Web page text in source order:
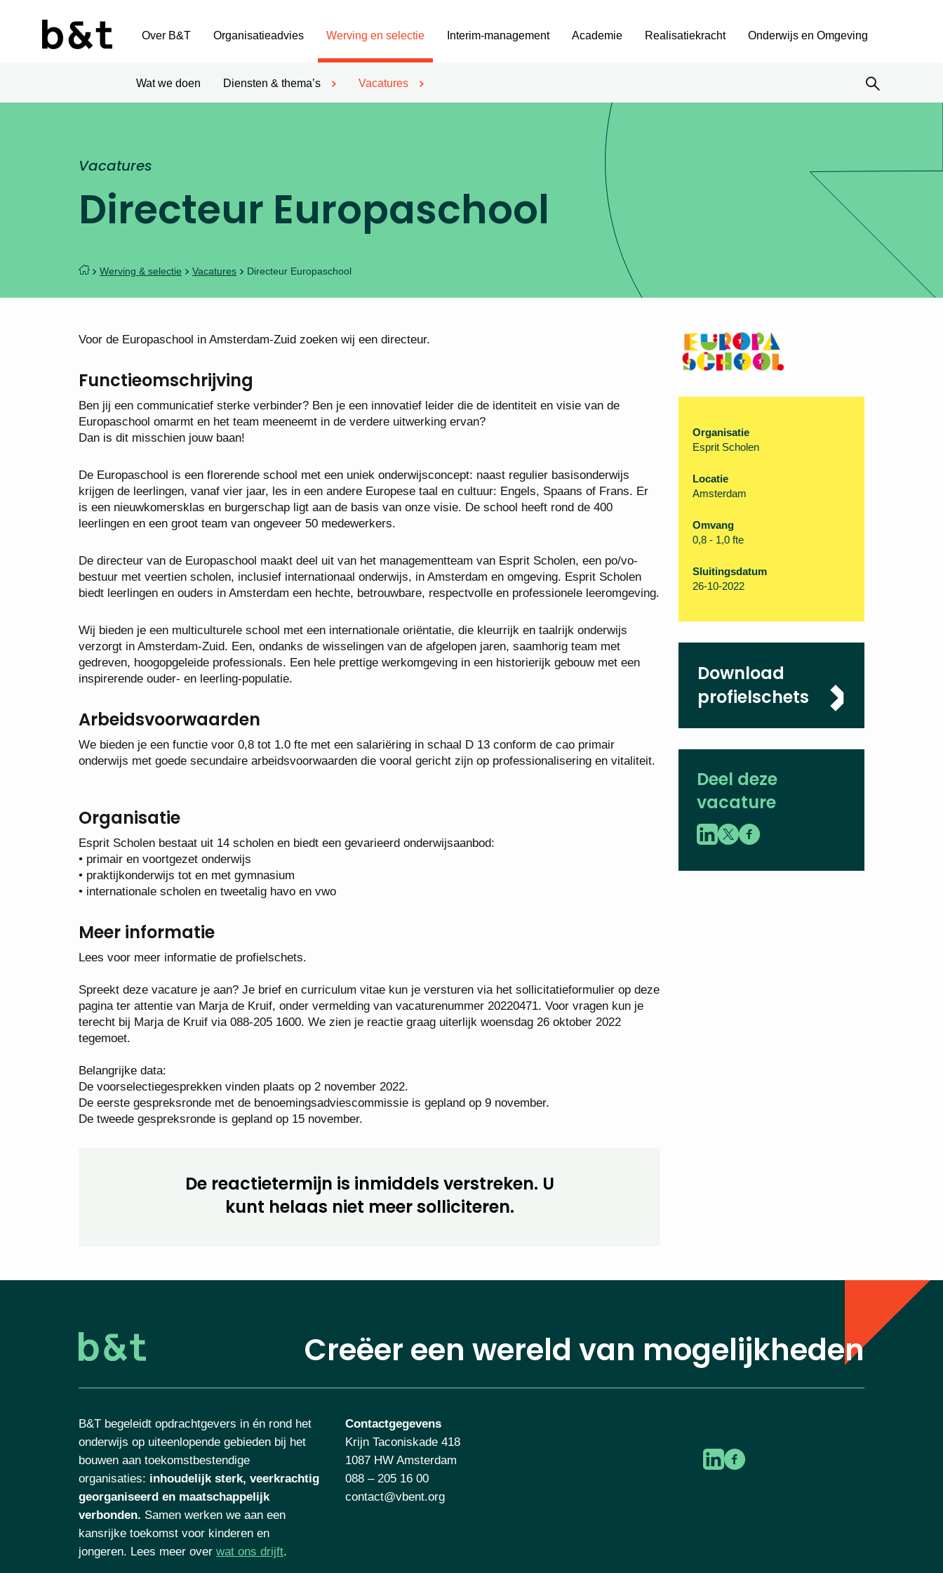
Over B&T Organisatieadvies Werving en selectie
Wat we doen Diensten & thema’s Vacatures
Interim-management Academie Realisatiekracht Onderwijs en Omgeving
Directeur Europaschool
Vacatures
Werving & selectie Vacatures Directeur Europaschool
Voor de Europaschool in Amsterdam-Zuid zoeken wij een directeur.
Functieomschrijving
Ben jij een communicatief sterke verbinder? Ben je een innovatief leider die de identiteit en visie van de
Europaschool omarmt en het team meeneemt in de verdere uitwerking ervan?
Dan is dit misschien jouw baan!
De Europaschool is een florerende school met een uniek onderwijsconcept: naast regulier basisonderwijs
krijgen de leerlingen, vanaf vier jaar, les in een andere Europese taal en cultuur: Engels, Spaans of Frans. Er
is een nieuwkomersklas en burgerschap ligt aan de basis van onze visie. De school heeft rond de 400
leerlingen en een groot team van ongeveer 50 medewerkers.
De directeur van de Europaschool maakt deel uit van het managementteam van Esprit Scholen, een po/vo-
bestuur met veertien scholen, inclusief internationaal onderwijs, in Amsterdam en omgeving. Esprit Scholen
biedt leerlingen en ouders in Amsterdam een hechte, betrouwbare, respectvolle en professionele leeromgeving.
​​​​​​​Wij bieden je een multiculturele school met een internationale oriëntatie, die kleurrijk en taalrijk onderwijs
verzorgt in Amsterdam-Zuid. Een, ondanks de wisselingen van de afgelopen jaren, saamhorig team met
gedreven, hoogopgeleide professionals. Een hele prettige werkomgeving in een historierijk gebouw met een
inspirerende ouder- en leerling-populatie.
Arbeidsvoorwaarden
We bieden je een functie voor 0,8 tot 1.0 fte met een salariëring in schaal D 13 conform de cao primair
onderwijs met goede secundaire arbeidsvoorwaarden die vooral gericht zijn op professionalisering en vitaliteit.
Organisatie
Esprit Scholen bestaat uit 14 scholen en biedt een gevarieerd onderwijsaanbod:
• primair en voortgezet onderwijs
• praktijkonderwijs tot en met gymnasium
• internationale scholen en tweetalig havo en vwo
Meer informatie
Lees voor meer informatie de profielschets.
Spreekt deze vacature je aan? Je brief en curriculum vitae kun je versturen via het sollicitatieformulier op deze
pagina ter attentie van Marja de Kruif, onder vermelding van vacaturenummer 20220471. Voor vragen kun je
terecht bij Marja de Kruif via 088-205 1600. We zien je reactie graag uiterlijk woensdag 26 oktober 2022
tegemoet.
Belangrijke data:
De voorselectiegesprekken vinden plaats op 2 november 2022.
De eerste gespreksronde met de benoemingsadviescommissie is gepland op 9 november.
De tweede gespreksronde is gepland op 15 november.
De reactietermijn is inmiddels verstreken. U
kunt helaas niet meer solliciteren.
Organisatie
Esprit Scholen
Locatie
Amsterdam
Omvang
0,8 - 1,0 fte
Sluitingsdatum
26-10-2022
Download
profielschets
Deel deze
vacature
Creëer een wereld van mogelijkheden
B&T begeleidt opdrachtgevers in én rond het
onderwijs op uiteenlopende gebieden bij het
bouwen aan toekomstbestendige
organisaties: inhoudelijk sterk, veerkrachtig
georganiseerd en maatschappelijk
verbonden. Samen werken we aan een
kansrijke toekomst voor kinderen en
jongeren. Lees meer over wat ons drijft.
Contactgegevens
Krijn Taconiskade 418
1087 HW Amsterdam
088 – 205 16 00
contact@vbent.org